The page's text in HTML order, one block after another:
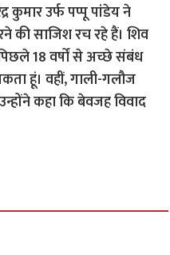
कुमार उर्फ पप्पू पांडेय ने
की साजिश रच रहे हैं। शिव
18 वर्षों से अच्छे संबंध
हूं। वहीं, गाली-गलौज
कहा कि बेवजह विवाद